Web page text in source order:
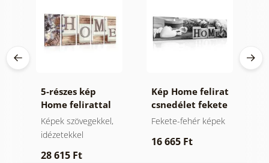
5-részes kép
Home felirattal
Képek szövegekkel,
idézetekkel
28 615 Ft
Kép Home felirat
csnedélet fekete
fehérben
Fekete-fehér képek
16 665 Ft